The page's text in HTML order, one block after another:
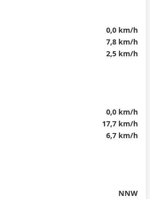
0,0 km/h
7,8 km/h
2,5 km/h
0,0 km/h
17,7 km/h
6,7 km/h
NNW